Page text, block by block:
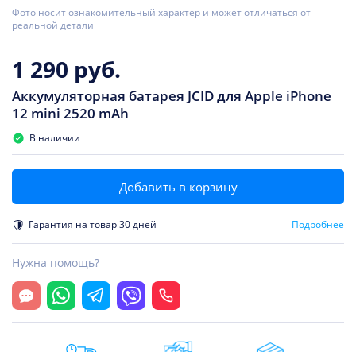
Фото носит ознакомительный характер и может отличаться от
реальной детали
1 290 руб.
Аккумуляторная батарея JCID для Apple iPhone
12 mini 2520 mAh
В наличии
Добавить в корзину
Гарантия на товар 30 дней Подробнее
Нужна помощь?
Открыть чат
WhatsappTelegramViber Позвонить